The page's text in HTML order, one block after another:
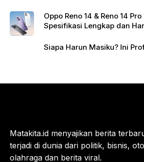
Oppo Reno 14 & Reno 14
Spesifikasi Lengkap dan
Siapa Harun Masiku? Ini
Matakita.id menyajikan berita
terjadi di dunia dari politik, bisnis,
olahraga dan berita viral.